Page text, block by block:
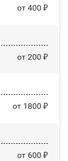
от 400 ₽
от 200 ₽
от 1800 ₽
от 600 ₽